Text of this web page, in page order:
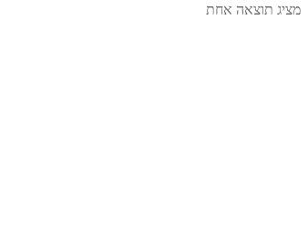
מציג תוצאה אחת